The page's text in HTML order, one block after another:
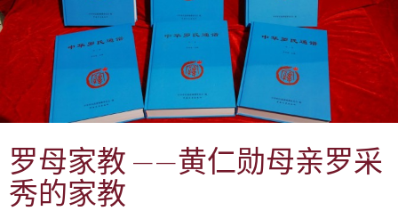
罗母家教 ——黄仁勋母亲罗采
秀的家教